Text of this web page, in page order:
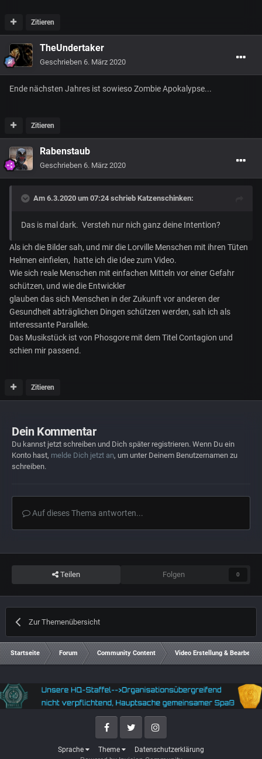
Zitieren
TheUndertaker
Geschrieben 6. März 2020
Ende nächsten Jahres ist sowieso Zombie Apokalypse...
Zitieren
Rabenstaub
Geschrieben 6. März 2020
Am 6.3.2020 um 07:24 schrieb Katzenschinken:
Das is mal dark. Versteh nur nich ganz deine Intention?
Als ich die Bilder sah, und mir die Lorville Menschen mit ihren Tüten
Helmen einfielen, hatte ich die Idee zum Video.
Wie sich reale Menschen mit einfachen Mitteln vor einer Gefahr
schützen, und wie die Entwickler
glauben das sich Menschen in der Zukunft vor anderen der
Gesundheit abträglichen Dingen schützen werden, sah ich als
interessante Parallele.
Das Musikstück ist von Phosgore mit dem Titel Contagion und
schien mir passend.
Zitieren
Dein Kommentar
Du kannst jetzt schreiben und Dich später registrieren. Wenn Du ein
Konto hast, melde Dich jetzt an, um unter Deinem Benutzernamen zu
schreiben.
Auf dieses Thema antworten...
Teilen Folgen 0
Zur Themenübersicht
Startseite Forum Community Content Video Erstellung &
Sprache Theme Datenschutzerklärung
FacebookTwitter Instagram